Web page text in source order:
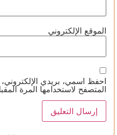
الموقع الإلكتروني
احفظ اسمي، بريدي
المتصفح لاستخدامها المرة